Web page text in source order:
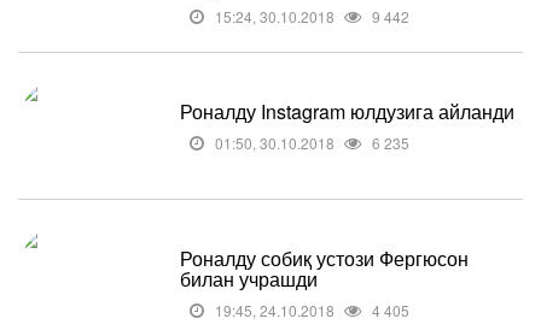
15:24, 30.10.2018 9 442
Роналду Instagram юлдузига айланди
01:50, 30.10.2018 6 235
Роналду собиқ устози Фергюсон
билан учрашди
19:45, 24.10.2018 4 405